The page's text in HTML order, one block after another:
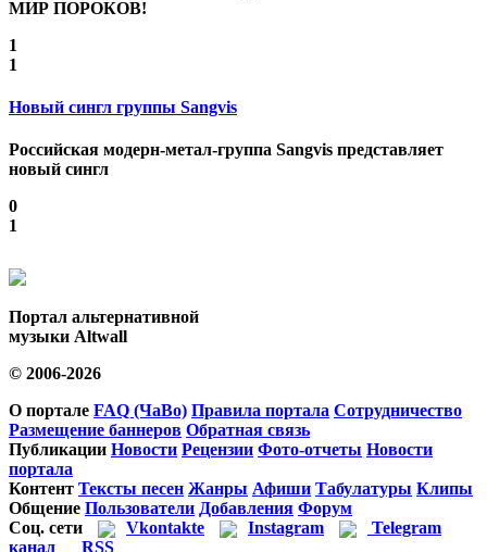
МИР ПОРОКОВ!
1
1
Новый сингл группы Sangvis
Российская модерн-метал-группа Sangvis представляет
новый сингл
0
1
Портал альтернативной
музыки Altwall
© 2006-2026
О портале FAQ (ЧаВо) Правила портала Сотрудничество
Размещение баннеров Обратная связь
Публикации Новости Рецензии Фото-отчеты Новости
портала
Контент Тексты песен Жанры Афиши Табулатуры Клипы
Общение Пользователи Добавления Форум
Соц. сети
Vkontakte Instagram
Telegram
канал
RSS